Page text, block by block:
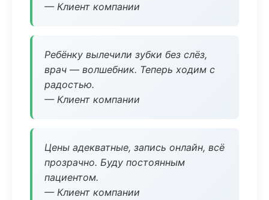
— Клиент компании
Ребёнку вылечили зубки без слёз,
врач — волшебник. Теперь ходим с
радостью.
— Клиент компании
Цены адекватные, запись онлайн, всё
прозрачно. Буду постоянным
пациентом.
— Клиент компании